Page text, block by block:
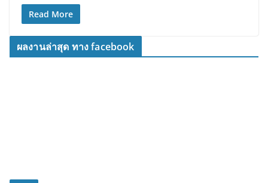
Read More
ผลงานล่าสุด ทาง facebook